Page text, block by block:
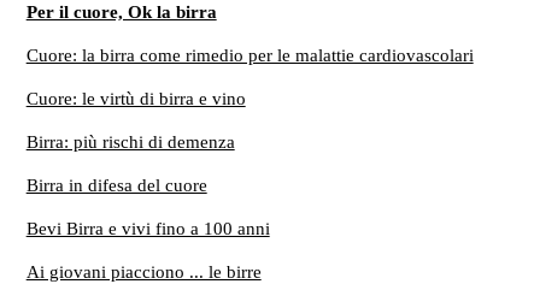
Per il cuore, Ok la birra
Cuore: la birra come rimedio per le malattie cardiovascolari
Cuore: le virtù di birra e vino
Birra: più rischi di demenza
Birra in difesa del cuore
Bevi Birra e vivi fino a 100 anni
Ai giovani piacciono ... le birre